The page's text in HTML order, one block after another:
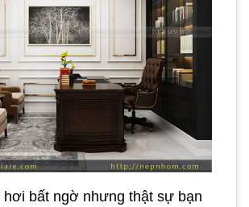
hơi bất ngờ nhưng thật sự bạn